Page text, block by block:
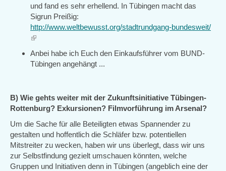
und fand es sehr erhellend. In Tübingen macht das
Sigrun Preißig:
http://www.weltbewusst.org/stadtrundgang-bundesweit/
(link
external)
Anbei habe ich Euch den Einkaufsführer vom BUND-
Tübingen angehängt ...
B) Wie gehts weiter mit der Zukunftsinitiative Tübingen-
Rottenburg? Exkursionen? Filmvorführung im Arsenal?
Um die Sache für alle Beteiligten etwas Spannender zu
gestalten und hoffentlich die Schläfer bzw. potentiellen
Mitstreiter zu wecken, haben wir uns überlegt, dass wir uns
zur Selbstfindung gezielt umschauen könnten, welche
Gruppen und Initiativen denn in Tübingen (angeblich eine der